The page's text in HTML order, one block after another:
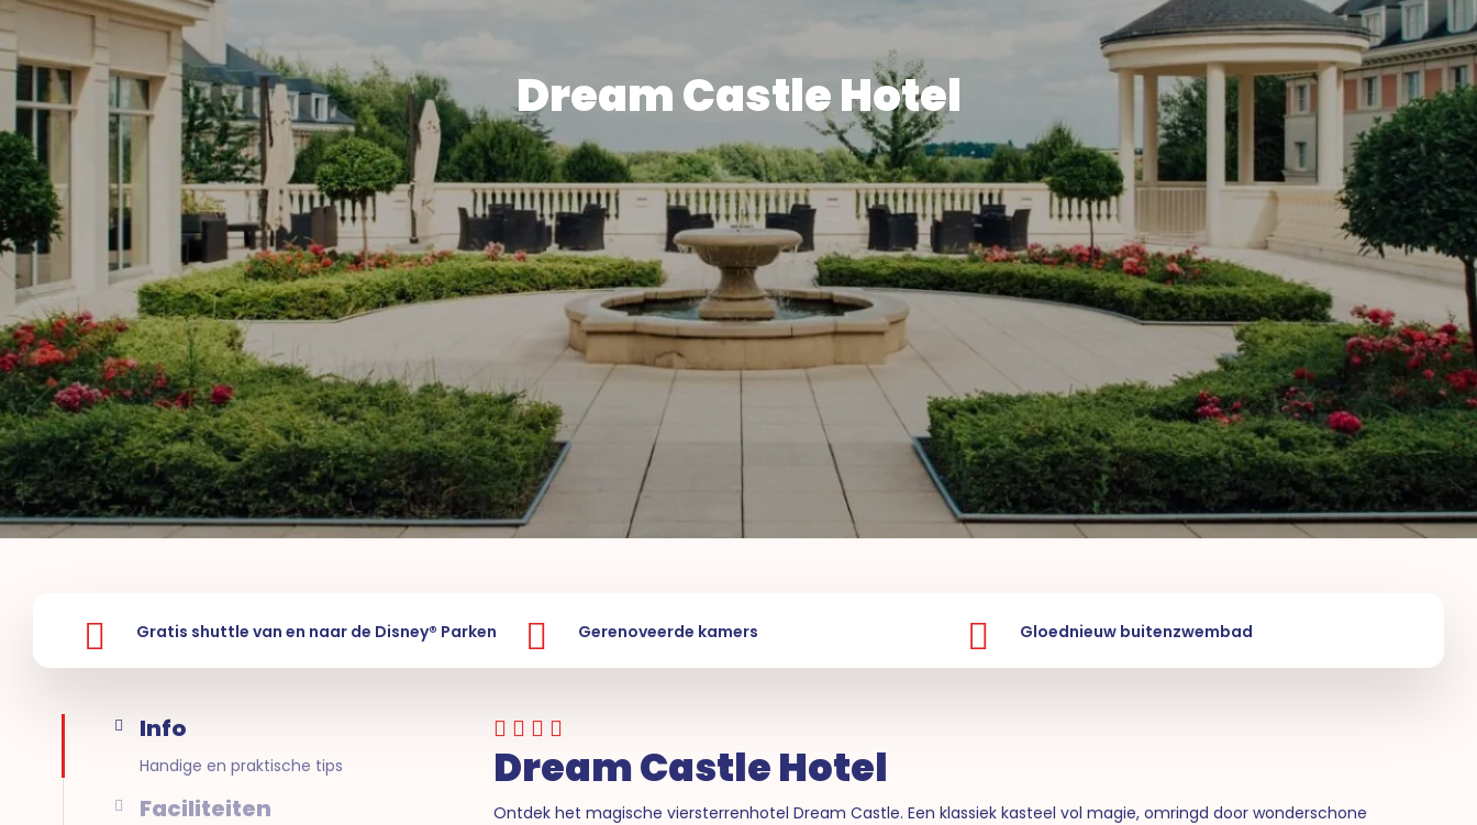
Dream Castle Hotel
Gratis shuttle van en naar de Disney® Parken Gerenoveerde kamers Gloednieuw buitenzwembad
Info
Handige en praktische tips
Faciliteiten
Dream Castle Hotel
Ontdek het magische viersterrenhotel Dream Castle. Een klassiek kasteel vol magie, omringd door wonderschone